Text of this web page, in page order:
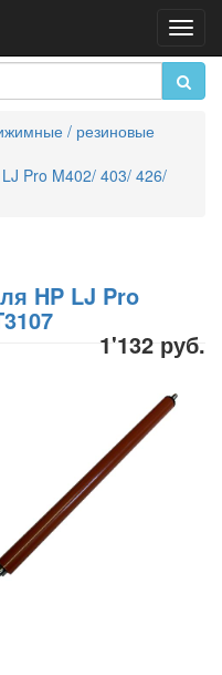
/ резиновые
Pro M402/ 403/ 426/
HP LJ Pro
1'132 руб.